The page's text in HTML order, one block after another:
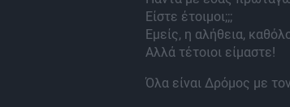
Είστε έτοιμοι;;;
Εμείς, η αλήθεια,
Αλλά τέτοιοι είμαστε!
Όλα είναι Δρόμος με